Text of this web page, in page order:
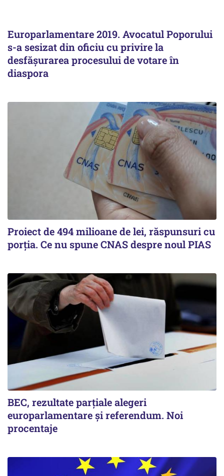
Europarlamentare 2019. Avocatul Poporului
s-a sesizat din oficiu cu privire la
desfăşurarea procesului de votare în
diaspora
Proiect de 494 milioane de lei, răspunsuri cu
porția. Ce nu spune CNAS despre noul PIAS
BEC, rezultate parțiale alegeri
europarlamentare și referendum. Noi
procentaje